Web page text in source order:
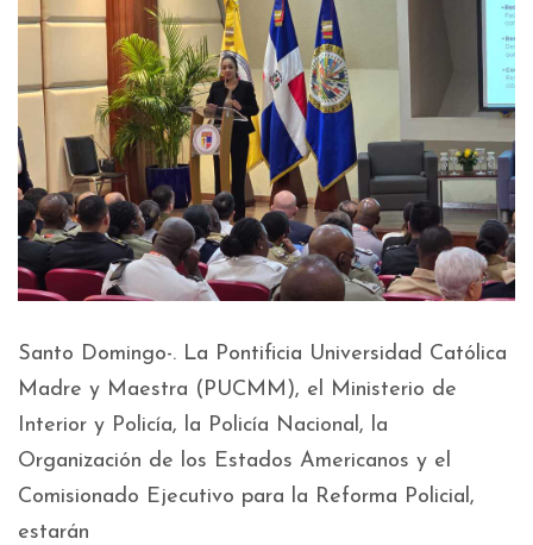
Santo Domingo-. La Pontificia Universidad Católica
Madre y Maestra (PUCMM), el Ministerio de
Interior y Policía, la Policía Nacional, la
Organización de los Estados Americanos y el
Comisionado Ejecutivo para la Reforma Policial,
estarán